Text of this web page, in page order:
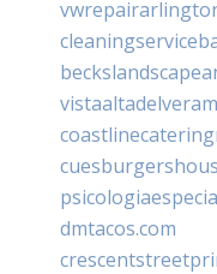
dmtacos.com